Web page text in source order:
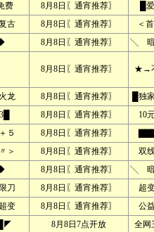
费 8月8日〖通宵推荐〗
█
古 8月8日〖通宵推荐〗
＜
8月8日〖通宵推荐〗 ╲ 暗
8月8日〖通宵推荐〗 ★→
龙 8月8日〖通宵推荐〗
█独
8月8日〖通宵推荐〗
10
５ 8月8日〖通宵推荐〗
＞ 8月8日〖通宵推荐〗
双
8月8日〖通宵推荐〗
╲ 暗
刀 8月8日〖通宵推荐〗
超
变 8月8日〖通宵推荐〗
公
8月8日7点开放
全网